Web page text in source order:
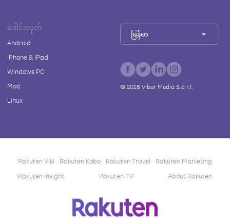
ဒေါင်းလုတ်
Android
iPhone & iPad
Windows PC
Mac
Linux
မြန်မာ
© 2026Viber Media S.à r.l.
Rakuten Viki Rakuten Kobo Rakuten Travel
Rakuten Marketing
Rakuten Insight
Rakuten TV About Rakuten